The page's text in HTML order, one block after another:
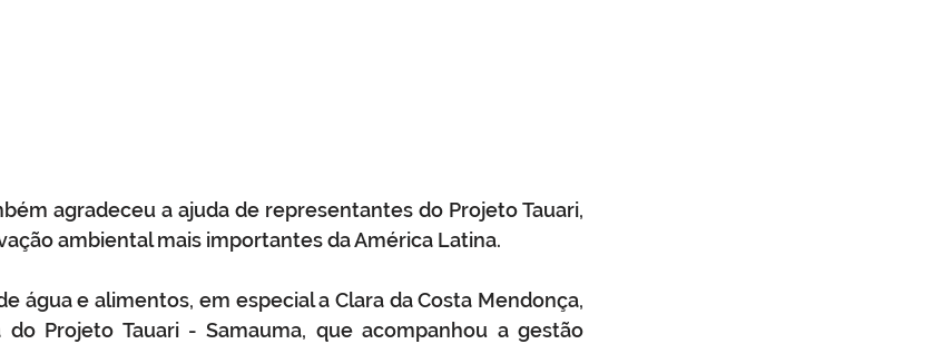
agradeceu a ajuda de representantes do Projeto Tauari,
ambiental mais importantes da América Latina.
água e alimentos, em especial a Clara da Costa Mendonça,
do Projeto Tauari - Samauma, que acompanhou a gestão